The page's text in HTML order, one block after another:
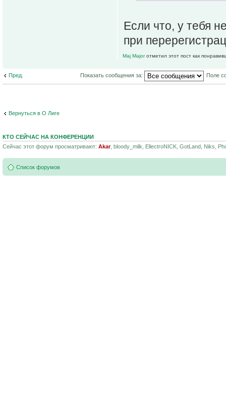
Если что, у тебя
при
Maj Majorотметил этот пост как
Пред. Показать сообщения за: Поле
Вернуться в О Лиге
КТО СЕЙЧАС НА КОНФЕРЕНЦИИ
Сейчас этот форум просматривают: Akar, bloody_milk, EllectroNICK, GotLand, Niks,
Список форумов